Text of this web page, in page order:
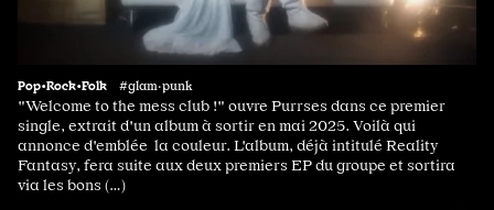
Pop•Rock•Folk #glam·punk
"Welcome to the mess club !" ouvre Purrses dans ce premier
single, extrait d'un album à sortir en mai 2025. Voilà qui
annonce d'emblée la couleur. L'album, déjà intitulé Reality
Fantasy, fera suite aux deux premiers EP du groupe et sortira
via les bons (…)